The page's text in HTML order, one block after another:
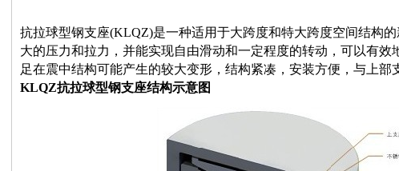
抗拉球型钢支座(KLQZ)是一种适用于大跨度和特大跨度空间结构
大的压力和拉力，并能实现自由滑动和一定程度的转动，可以有效
足在震中结构可能产生的较大变形，结构紧凑，安装方便，与上部
KLQZ抗拉球型钢支座结构示意图